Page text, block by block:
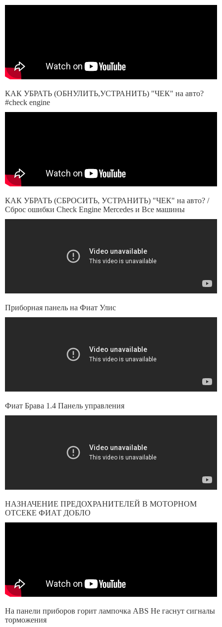
КАК УБРАТЬ (ОБНУЛИТЬ,УСТРАНИТЬ) "ЧЕК" на авто?
#check engine
КАК УБРАТЬ (СБРОСИТЬ, УСТРАНИТЬ) "ЧЕК" на авто? /
Сброс ошибки Check Engine Mercedes и Все машины
Приборная панель на Фиат Улис
Фиат Брава 1.4 Панель управления
НАЗНАЧЕНИЕ ПРЕДОХРАНИТЕЛЕЙ В МОТОРНОМ
ОТСЕКЕ ФИАТ ДОБЛО
На панели приборов горит лампочка ABS Не гаснут сигналы
торможения